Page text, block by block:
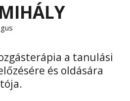
a tanulási
és oldására